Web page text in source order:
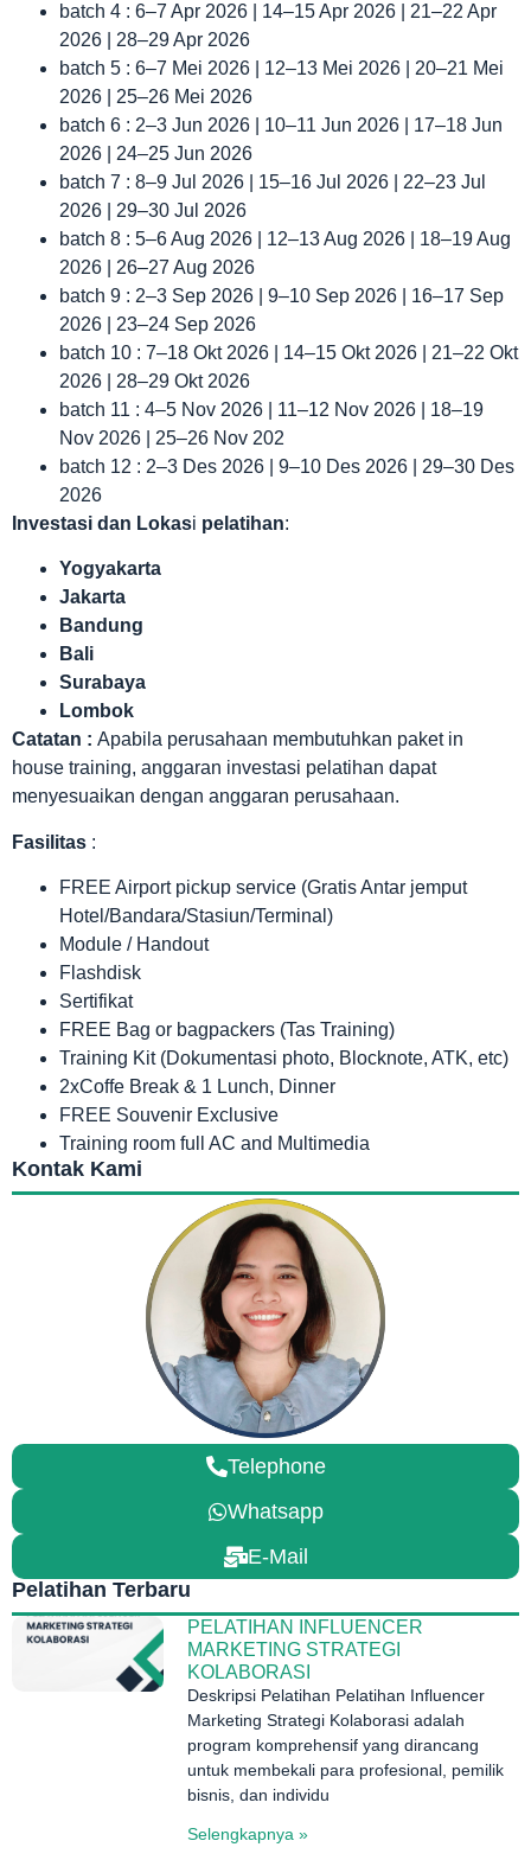
batch 4 : 6–7 Apr 2026 | 14–15 Apr 2026 | 21–22 Apr
2026 | 28–29 Apr 2026
batch 5 : 6–7 Mei 2026 | 12–13 Mei 2026 | 20–21 Mei
2026 | 25–26 Mei 2026
batch 6 : 2–3 Jun 2026 | 10–11 Jun 2026 | 17–18 Jun
2026 | 24–25 Jun 2026
batch 7 : 8–9 Jul 2026 | 15–16 Jul 2026 | 22–23 Jul
2026 | 29–30 Jul 2026
batch 8 : 5–6 Aug 2026 | 12–13 Aug 2026 | 18–19 Aug
2026 | 26–27 Aug 2026
batch 9 : 2–3 Sep 2026 | 9–10 Sep 2026 | 16–17 Sep
2026 | 23–24 Sep 2026
batch 10 : 7–18 Okt 2026 | 14–15 Okt 2026 | 21–22 Okt
2026 | 28–29 Okt 2026
batch 11 : 4–5 Nov 2026 | 11–12 Nov 2026 | 18–19
Nov 2026 | 25–26 Nov 202
batch 12 : 2–3 Des 2026 | 9–10 Des 2026 | 29–30 Des
2026
Investasi dan Lokasi pelatihan:
Yogyakarta
Jakarta
Bandung
Bali
Surabaya
Lombok
Catatan : Apabila perusahaan membutuhkan paket in
house training, anggaran investasi pelatihan dapat
menyesuaikan dengan anggaran perusahaan.
Fasilitas :
FREE Airport pickup service (Gratis Antar jemput
Hotel/Bandara/Stasiun/Terminal)
Module / Handout
Flashdisk
Sertifikat
FREE Bag or bagpackers (Tas Training)
Training Kit (Dokumentasi photo, Blocknote, ATK, etc)
2xCoffe Break & 1 Lunch, Dinner
FREE Souvenir Exclusive
Training room full AC and Multimedia
Kontak Kami
Telephone
Whatsapp
E-Mail
Pelatihan Terbaru
PELATIHAN INFLUENCER
MARKETING STRATEGI
KOLABORASI
Deskripsi Pelatihan Pelatihan Influencer
Marketing Strategi Kolaborasi adalah
program komprehensif yang dirancang
untuk membekali para profesional, pemilik
bisnis, dan individu
Selengkapnya »